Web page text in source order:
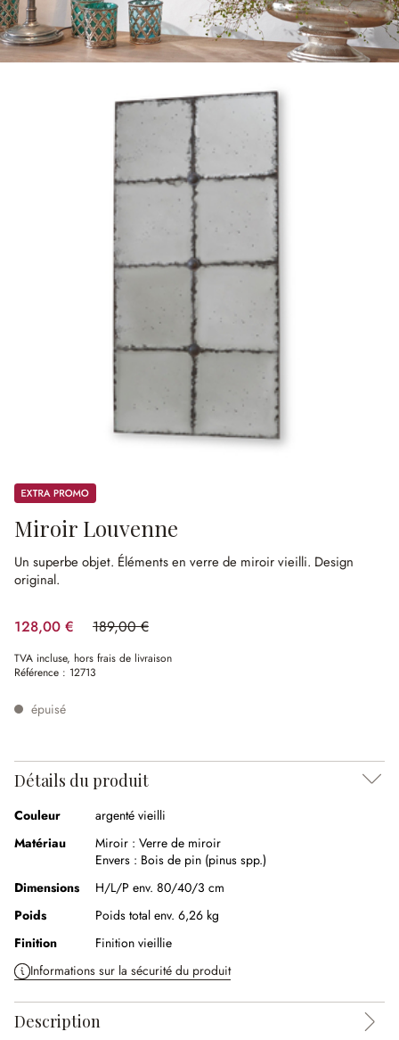
Promos
Miroir Louvenne
Un superbe objet. Éléments en verre de miroir vieilli. Design
original.
128,00 € 189,00 €
(32.28%spared)
TVA incluse, hors frais de livraison
Référence : 12713
épuisé
Détails du produit
Couleur
argenté vieilli
Matériau
Miroir : Verre de miroir
Envers : Bois de pin (pinus spp.)
Dimensions
H/L/P env. 80/40/3 cm
Poids
Poids total env. 6,26 kg
Finition
Finition vieillie
Informations sur la sécurité du produit
Description